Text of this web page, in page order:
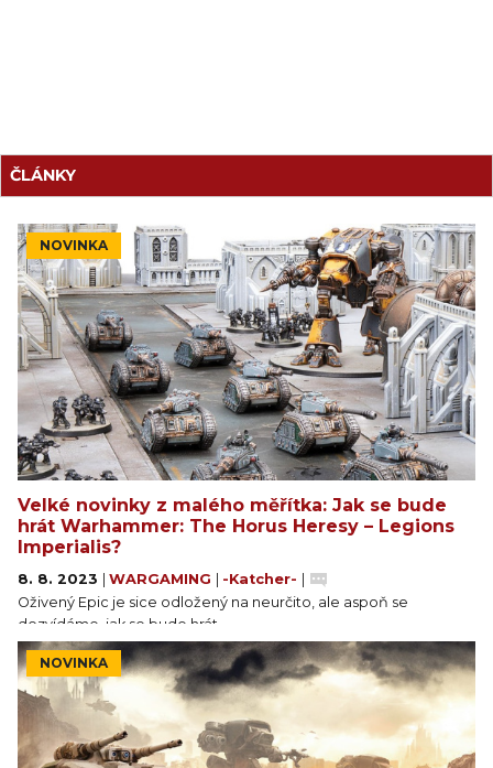
ČLÁNKY
NOVINKA
Velké novinky z malého měřítka: Jak se bude
hrát Warhammer: The Horus Heresy – Legions
Imperialis?
8. 8. 2023 WARGAMING -Katcher-
Oživený Epic je sice odložený na neurčito, ale aspoň se
dozvídáme, jak se bude hrát.
NOVINKA